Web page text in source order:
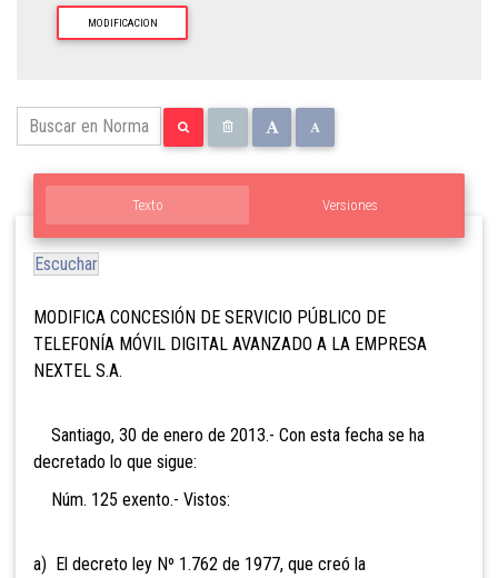
MODIFICACION
Texto Versiones
Escuchar
MODIFICA CONCESIÓN DE SERVICIO PÚBLICO DE
TELEFONÍA MÓVIL DIGITAL AVANZADO A LA EMPRESA
NEXTEL S.A.
Santiago, 30 de enero de 2013.- Con esta fecha se ha
decretado lo que sigue:
Núm. 125 exento.- Vistos:
a) El decreto ley Nº 1.762 de 1977, que creó la